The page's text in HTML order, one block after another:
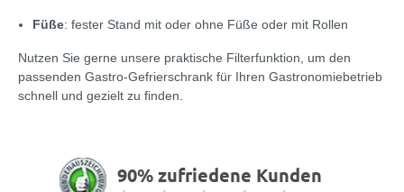
Füße: fester Stand mit oder ohne Füße oder mit Rollen
Nutzen Sie gerne unsere praktische Filterfunktion, um den
passenden Gastro-Gefrierschrank für Ihren Gastronomiebetrieb
schnell und gezielt zu finden.
90% zufriedene Kunden